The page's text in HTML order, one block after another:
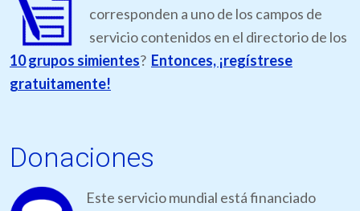
corresponden a uno de los campos de
servicio contenidos en el directorio de los
10 grupos simientes? Entonces, ¡regístrese
gratuitamente!
Donaciones
Este servicio mundial está financiado